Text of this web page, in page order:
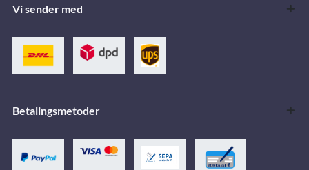
Vi sender med
Betalingsmetoder